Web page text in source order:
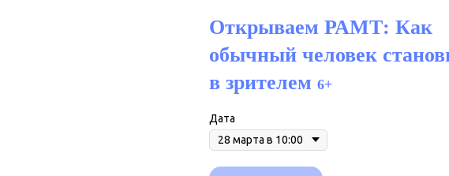
Открываем РАМТ: Как
обычный человек
в зрителем 6+
Дата